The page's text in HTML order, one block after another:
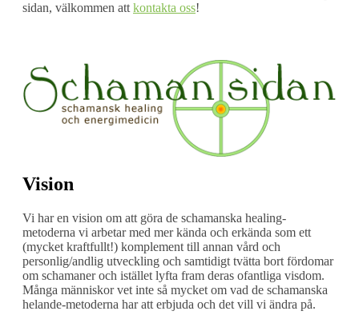
sidan, välkommen att kontakta oss!
Vision
Vi har en vision om att göra de schamanska healing-
metoderna vi arbetar med mer kända och erkända som ett
(mycket kraftfullt!) komplement till annan vård och
personlig/andlig utveckling och samtidigt tvätta bort fördomar
om schamaner och istället lyfta fram deras ofantliga visdom.
Många människor vet inte så mycket om vad de schamanska
helande-metoderna har att erbjuda och det vill vi ändra på.